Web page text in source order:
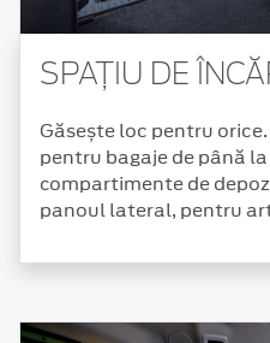
SPAȚIU DE
Găsește loc pentru
pentru bagaje de până
compartimente de
panoul lateral, pentru